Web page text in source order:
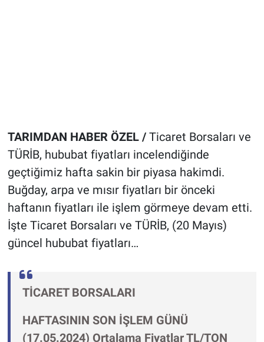
TARIMDAN HABER ÖZEL / Ticaret Borsaları ve
TÜRİB, hububat fiyatları incelendiğinde
geçtiğimiz hafta sakin bir piyasa hakimdi.
Buğday, arpa ve mısır fiyatları bir önceki
haftanın fiyatları ile işlem görmeye devam etti.
İşte Ticaret Borsaları ve TÜRİB, (20 Mayıs)
güncel hububat fiyatları…
TİCARET BORSALARI
HAFTASININ SON İŞLEM GÜNÜ
(17.05.2024) Ortalama Fiyatlar TL/TON